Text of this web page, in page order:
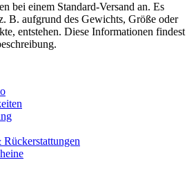
bei einem Standard-Versand an. Es
B. aufgrund des Gewichts, Größe oder
entstehen. Diese Informationen findest